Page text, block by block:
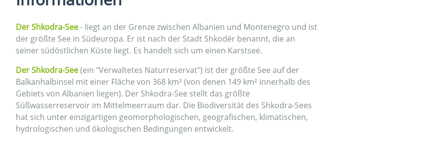
Der Shkodra-See- liegt an der Grenze zwischen Albanien und Montenegro und ist
der größte See in Südeuropa. Er ist nach der Stadt Shkodër benannt, die an
seiner südöstlichen Küste liegt. Es handelt sich um einen Karstsee.
Der Shkodra-See(ein "Verwaltetes Naturreservat") ist der größte See auf der
Balkanhalbinsel mit einer Fläche von 368 km² (von denen 149 km² innerhalb des
Gebiets von Albanien liegen). Der Shkodra-See stellt das größte
Süßwasserreservoir im Mittelmeerraum dar. Die Biodiversität des Shkodra-Sees
hat sich unter einzigartigen geomorphologischen, geografischen, klimatischen,
hydrologischen und ökologischen Bedingungen entwickelt.